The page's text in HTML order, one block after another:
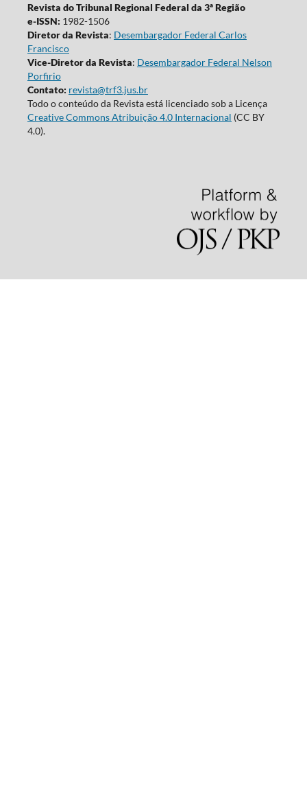
Revista do Tribunal Regional Federal da 3ª Região
e-ISSN: 1982-1506
Diretor da Revista: Desembargador Federal Carlos
Francisco
Vice-Diretor da Revista: Desembargador Federal Nelson
Porfirio
Contato: revista@trf3.jus.br
Todo o conteúdo da Revista está licenciado sob a Licença
Creative Commons Atribuição 4.0 Internacional (CC BY
4.0).